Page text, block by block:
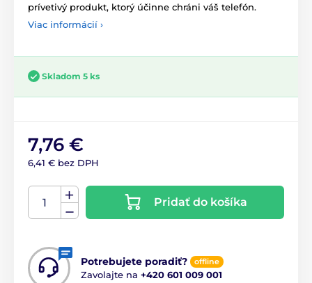
prívetivý produkt, ktorý účinne chráni váš telefón.
Viac informácií ›
Skladom 5 ks
7,76 €
6,41 € bez DPH
Pridať do košíka
Potrebujete poradiť? offline
Zavolajte na +420 601 009 001